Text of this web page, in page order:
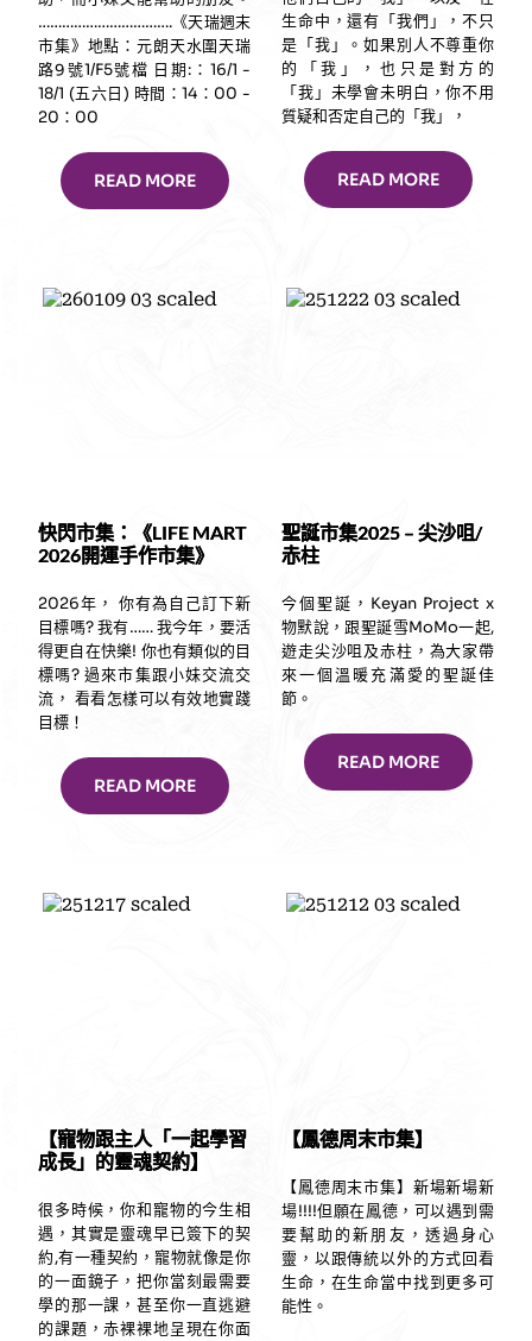
…………………………….《天瑞週末
市集》地點：元朗天水圍天瑞
路9號1/F5號檔 日期:：16/1 -
18/1 (五六日) 時間：14：00 -
20：00
READ MORE
生命中，還有「我們」，不只
是「我」。如果別人不尊重你
的「我」，也只是對方的
「我」未學會未明白，你不用
質疑和否定自己的「我」，
READ MORE
快閃市集：《LIFE MART
2026開運手作市集》
2026年， 你有為自己訂下新
目標嗎? 我有…… 我今年，要活
得更自在快樂! 你也有類似的目
標嗎? 過來市集跟小妹交流交
流， 看看怎樣可以有效地實踐
目標！
READ MORE
聖誕市集2025 – 尖沙咀/
赤柱
今個聖誕，Keyan Project x
物默說，跟聖誕雪MoMo一起,
遊走尖沙咀及赤柱，為大家帶
來一個溫暖充滿愛的聖誕佳
節。
READ MORE
【寵物跟主人「一起學習
成長」的靈魂契約】
很多時候，你和寵物的今生相
遇，其實是靈魂早已簽下的契
約,有一種契約，寵物就像是你
的一面鏡子，把你當刻最需要
學的那一課，甚至你一直逃避
的課題，赤裸裸地呈現在你面
【鳳德周末市集】
【鳳德周末市集】新場新場新
場!!!!但願在鳳德，可以遇到需
要幫助的新朋友，透過身心
靈，以跟傳統以外的方式回看
生命，在生命當中找到更多可
能性。